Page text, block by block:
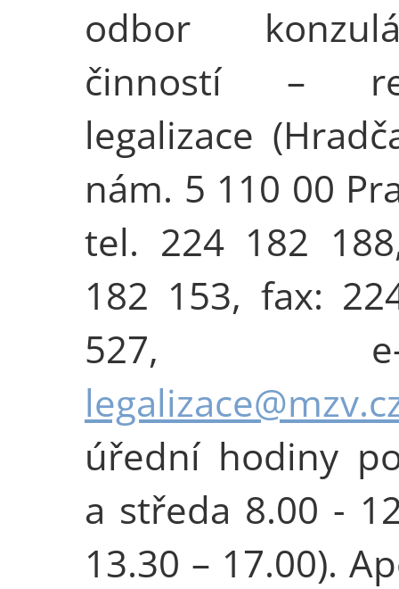
odbor
činností –
legalizace
nám. 5 110 00
tel. 224 182
182 153, fax:
527, e-
úřední hodiny
a středa 8.00 -
13.30 – 17.00).